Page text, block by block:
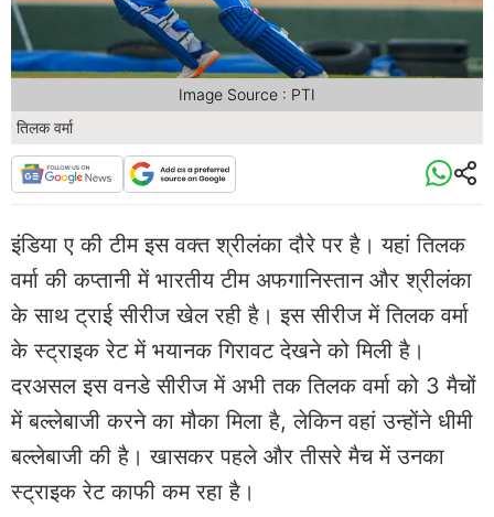
तिलक वर्मा
Image Source : PTI
इंडिया ए की टीम इस वक्त श्रीलंका दौरे पर है। यहां तिलक
वर्मा की कप्तानी में भारतीय टीम अफगानिस्तान और श्रीलंका
के साथ ट्राई सीरीज खेल रही है। इस सीरीज में तिलक वर्मा
के स्ट्राइक रेट में भयानक गिरावट देखने को मिली है।
दरअसल इस वनडे सीरीज में अभी तक तिलक वर्मा को 3 मैचों
में बल्लेबाजी करने का मौका मिला है, लेकिन वहां उन्होंने धीमी
बल्लेबाजी की है। खासकर पहले और तीसरे मैच में उनका
स्ट्राइक रेट काफी कम रहा है।